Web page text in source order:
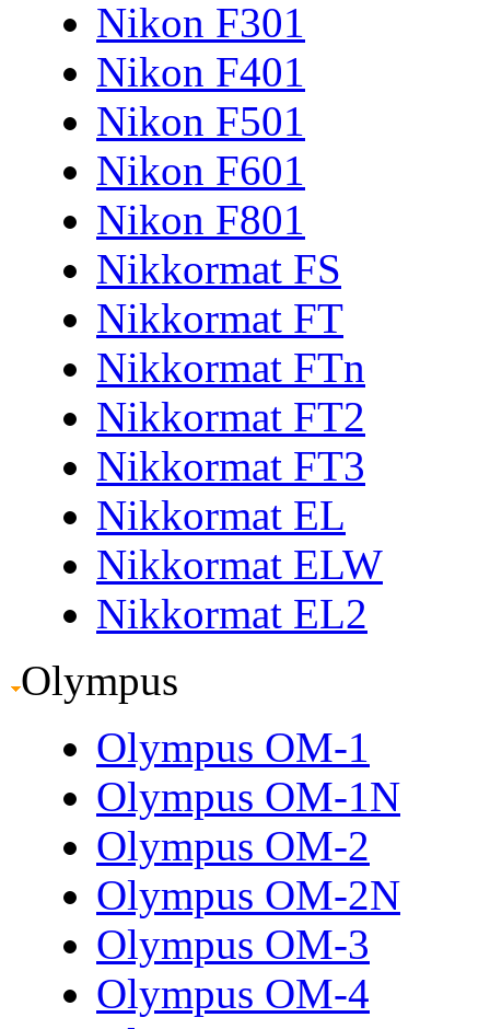
Nikon F301
Nikon F401
Nikon F501
Nikon F601
Nikon F801
Nikkormat FS
Nikkormat FT
Nikkormat FTn
Nikkormat FT2
Nikkormat FT3
Nikkormat EL
Nikkormat ELW
Nikkormat EL2
Olympus
Olympus OM-1
Olympus OM-1N
Olympus OM-2
Olympus OM-2N
Olympus OM-3
Olympus OM-4